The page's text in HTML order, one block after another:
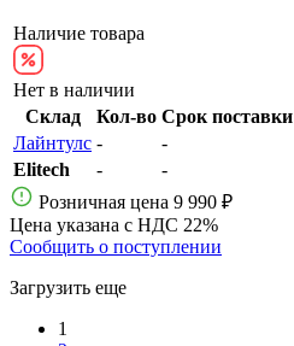
Наличие товара
Нет в наличии
Склад
Кол-во Срок поставки
Лайнтулс -
-
Elitech
-
-
Розничная цена 9 990 ₽
Цена указана с НДС 22%
Сообщить о поступлении
Загрузить еще
1